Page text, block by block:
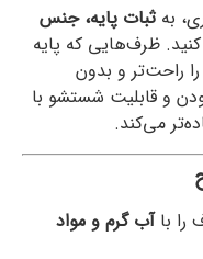
به ثبات پایه، جنس
ظرف‌هایی که پایه
راحت‌تر و بدون
و قابلیت شستشو با
می‌کند.
را باآب گرم و مواد